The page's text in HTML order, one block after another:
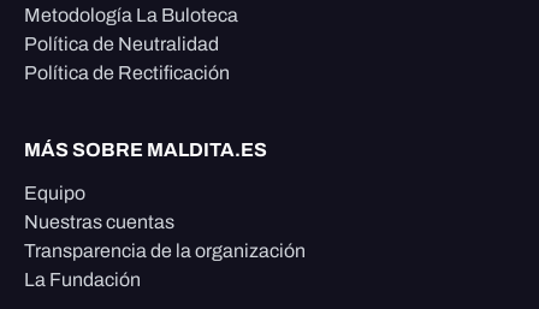
Metodología La Buloteca
Política de Neutralidad
Política de Rectificación
MÁS SOBRE MALDITA.ES
Equipo
Nuestras cuentas
Transparencia de la organización
La Fundación